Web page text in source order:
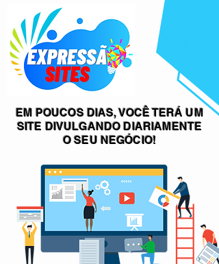
EM POUCOS DIAS, VOCÊ TERÁ UM
SITE DIVULGANDO DIARIAMENTE
O SEU NEGÓCIO!